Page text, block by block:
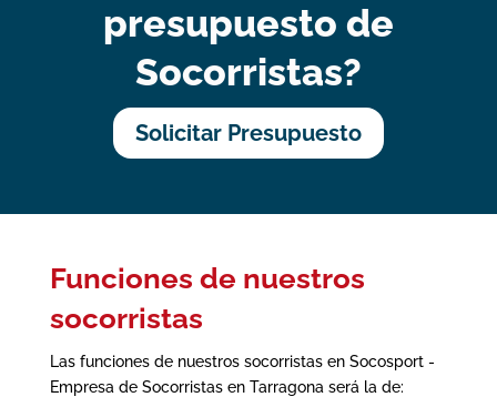
presupuesto de
Socorristas?
Solicitar Presupuesto
Funciones de nuestros
socorristas
Las funciones de nuestros socorristas en Socosport -
Empresa de Socorristas en Tarragona será la de: